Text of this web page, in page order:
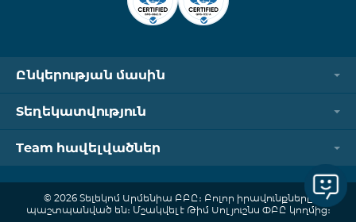
Ընկերության մասին
Տեղեկատվություն
Team հավելվածներ
© 2026 Տելեկոմ Արմենիա ԲԲԸ։ Բոլոր իրավունքները
պաշտպանված են։ Մշակվել է Թիմ Սոլյուշնս ՓԲԸ կողմից։